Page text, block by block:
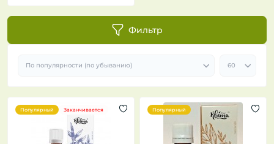
Фильтр
Популярный Заканчивается Популярный